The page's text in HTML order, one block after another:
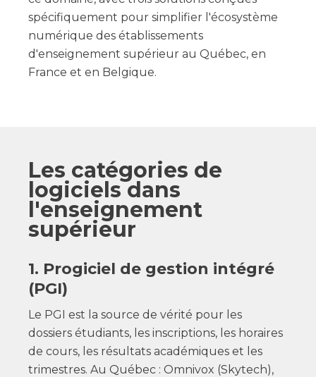
spécifiquement pour simplifier l'écosystème
numérique des établissements
d'enseignement supérieur au Québec, en
France et en Belgique.
Les catégories de
logiciels dans
l'enseignement
supérieur
1. Progiciel de gestion intégré
(PGI)
Le PGI est la source de vérité pour les
dossiers étudiants, les inscriptions, les horaires
de cours, les résultats académiques et les
trimestres. Au Québec : Omnivox (Skytech),